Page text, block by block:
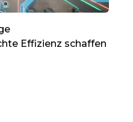
Effizienz schaffen